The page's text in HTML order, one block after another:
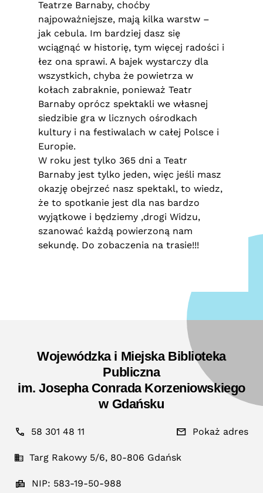
Teatrze Barnaby, choćby
najpoważniejsze, mają kilka warstw –
jak cebula. Im bardziej dasz się
wciągnąć w historię, tym więcej radości i
łez ona sprawi. A bajek wystarczy dla
wszystkich, chyba że powietrza w
kołach zabraknie, ponieważ Teatr
Barnaby oprócz spektakli we własnej
siedzibie gra w licznych ośrodkach
kultury i na festiwalach w całej Polsce i
Europie.
W roku jest tylko 365 dni a Teatr
Barnaby jest tylko jeden, więc jeśli masz
okazję obejrzeć nasz spektakl, to wiedz,
że to spotkanie jest dla nas bardzo
wyjątkowe i będziemy ,drogi Widzu,
szanować każdą powierzoną nam
sekundę. Do zobaczenia na trasie!!!
Wojewódzka i Miejska Biblioteka
Publiczna
im. Josepha Conrada Korzeniowskiego
w Gdańsku
58 301 48 11 Pokaż adres
Targ Rakowy 5/6, 80-806 Gdańsk
NIP: 583-19-50-988